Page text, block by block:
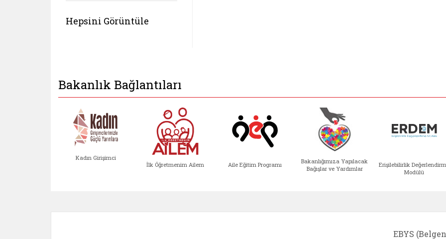
Hepsini Görüntüle
Bakanlık Bağlantıları
Kadın Girişimci
İlk Öğretmenim Ailem Aile Eğitim Programı
Bakanlığımıza Yapılacak
Bağışlar ve Yardımlar
Erişilebilirlik
Modülü
EBYS